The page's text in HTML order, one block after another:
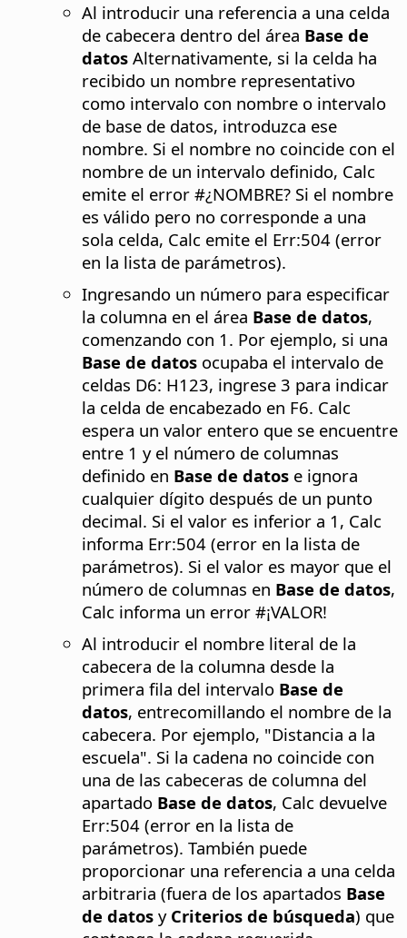
Al introducir una referencia a una celda
de cabecera dentro del área Base de
datos Alternativamente, si la celda ha
recibido un nombre representativo
como intervalo con nombre o intervalo
de base de datos, introduzca ese
nombre. Si el nombre no coincide con el
nombre de un intervalo definido, Calc
emite el error #¿NOMBRE? Si el nombre
es válido pero no corresponde a una
sola celda, Calc emite el Err:504 (error
en la lista de parámetros).
Ingresando un número para especificar
la columna en el área Base de datos,
comenzando con 1. Por ejemplo, si una
Base de datos ocupaba el intervalo de
celdas D6: H123, ingrese 3 para indicar
la celda de encabezado en F6. Calc
espera un valor entero que se encuentre
entre 1 y el número de columnas
definido en Base de datos e ignora
cualquier dígito después de un punto
decimal. Si el valor es inferior a 1, Calc
informa Err:504 (error en la lista de
parámetros). Si el valor es mayor que el
número de columnas en Base de datos,
Calc informa un error #¡VALOR!
Al introducir el nombre literal de la
cabecera de la columna desde la
primera fila del intervalo Base de
datos, entrecomillando el nombre de la
cabecera. Por ejemplo, "Distancia a la
escuela". Si la cadena no coincide con
una de las cabeceras de columna del
apartado Base de datos, Calc devuelve
Err:504 (error en la lista de
parámetros). También puede
proporcionar una referencia a una celda
arbitraria (fuera de los apartados Base
de datos y Criterios de búsqueda) que